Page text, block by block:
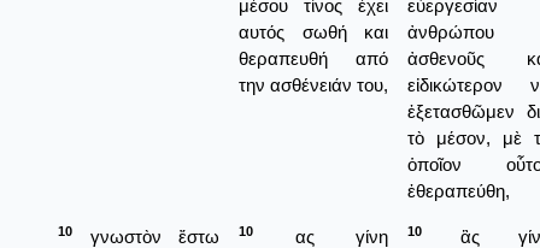
μέσου τίνος έχει
αυτός σωθή και
θεραπευθή από
την ασθένειάν του,
εὐεργεσίαν
ἀνθρώπου
ἀσθενοῦς
εἰδικώτερον
ἐξετασθῶμεν
τὸ μέσον, μὲ
ὁποῖον
ἐθεραπεύθη,
10
γνωστὸν ἔστω
10
ας γίνη
10
ἂς